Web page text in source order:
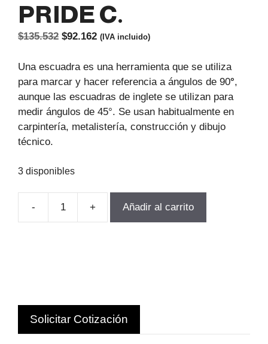
PRIDE C.
$135.532 El
original
era:
$135.532.
$92.162El
actual
es:
$92.162.
(IVA incluido)
Una escuadra es una herramienta que se utiliza
para marcar y hacer referencia a ángulos de 90°,
aunque las escuadras de inglete se utilizan para
medir ángulos de 45°. Se usan habitualmente en
carpintería, metalistería, construcción y dibujo
técnico.
3 disponibles
-
ESCUADRA
PRIDE
C.
cantidad
+ Añadir al carrito
Solicitar Cotización